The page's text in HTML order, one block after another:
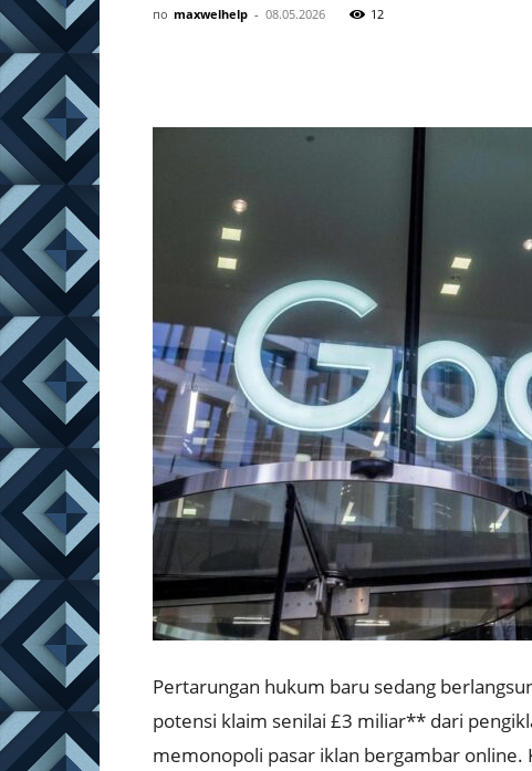
по maxwelhelp - 08.05.2026 12
Pertarungan hukum baru sedang
potensi klaim senilai £3 miliar** dari
memonopoli pasar iklan bergambar online.